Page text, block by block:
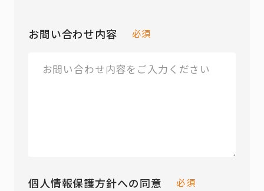
お問い合わせ内容 必須
個人情報保護方針への同意 必須